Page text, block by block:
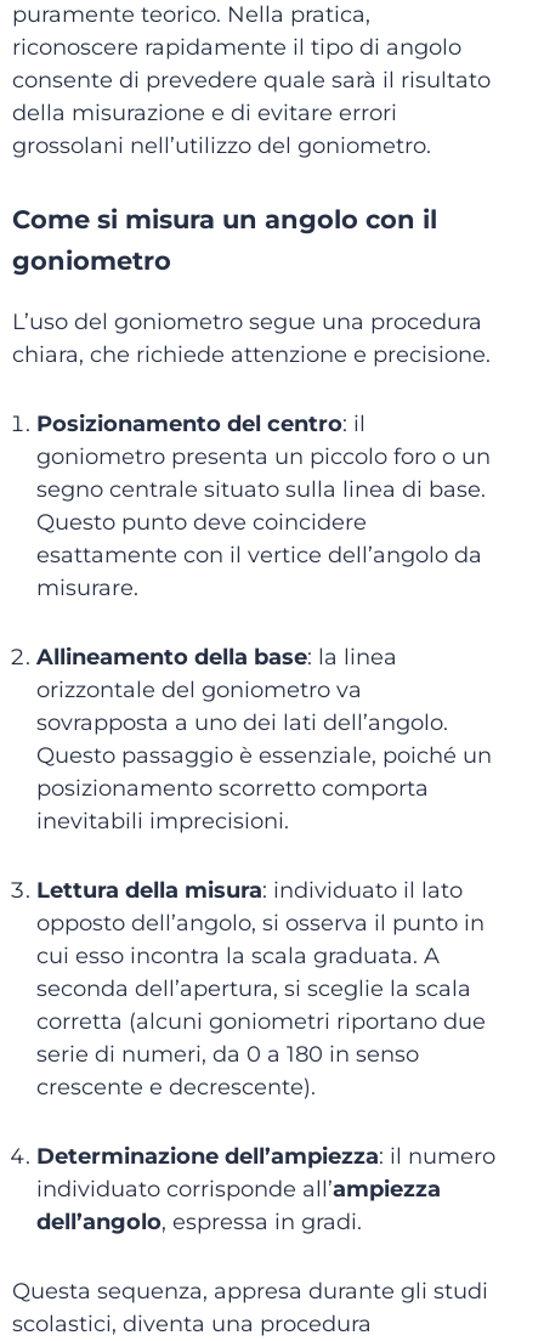
puramente teorico. Nella pratica,
riconoscere rapidamente il tipo di angolo
consente di prevedere quale sarà il risultato
della misurazione e di evitare errori
grossolani nell’utilizzo del goniometro.
Come si misura un angolo con il
goniometro
L’uso del goniometro segue una procedura
chiara, che richiede attenzione e precisione.
Posizionamento del centro: il
goniometro presenta un piccolo foro o un
segno centrale situato sulla linea di base.
Questo punto deve coincidere
esattamente con il vertice dell’angolo da
misurare.
Allineamento della base: la linea
orizzontale del goniometro va
sovrapposta a uno dei lati dell’angolo.
Questo passaggio è essenziale, poiché un
posizionamento scorretto comporta
inevitabili imprecisioni.
Lettura della misura: individuato il lato
opposto dell’angolo, si osserva il punto in
cui esso incontra la scala graduata. A
seconda dell’apertura, si sceglie la scala
corretta (alcuni goniometri riportano due
serie di numeri, da 0 a 180 in senso
crescente e decrescente).
Determinazione dell’ampiezza: il numero
individuato corrisponde all’ampiezza
dell’angolo, espressa in gradi.
Questa sequenza, appresa durante gli studi
scolastici, diventa una procedura